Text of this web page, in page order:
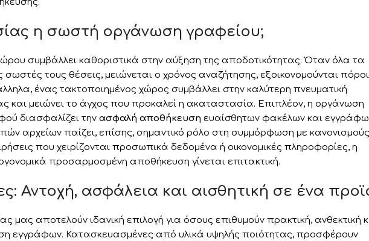
η σωστή οργάνωση γραφείου;
συμβάλλει καθοριστικά στην αύξηση της αποδοτικότητας. Όταν όλα τα
τους θέσεις, μειώνεται ο χρόνος αναζήτησης, εξοικονομούνται
ένας τακτοποιημένος χώρος συμβάλλει στην καλύτερη πνευματική
και μειώνει το άγχος που προκαλεί η ακαταστασία. Επιπλέον, η οργάνωση
διασφαλίζει την ασφαλή αποθήκευση ευαίσθητων φακέλων και
αρχείων παίζει, επίσης, σημαντικό ρόλο στη συμμόρφωση με
που χειρίζονται προσωπικά δεδομένα ή οικονομικές πληροφορίες, η
προσαρμοσμένη αποθήκευση γίνεται επιτακτική.
Αντοχή, ασφάλεια και αισθητική σε ένα
μας αποτελούν ιδανική επιλογή για όσους επιθυμούν πρακτική, ανθεκτική
εγγράφων. Κατασκευασμένες από υλικά υψηλής ποιότητας, προσφέρουν